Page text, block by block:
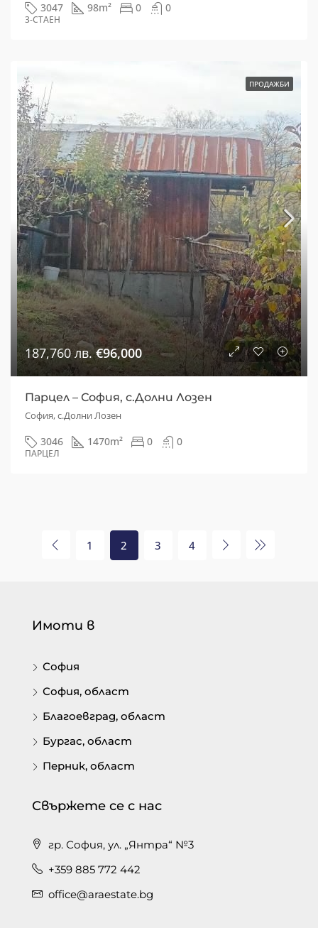
3047 98m² 0 0
3-СТАЕН
ПРОДАЖБИ
187,760 лв.€96,000
Парцел – София, с.Долни Лозен
София, с.Долни Лозен
3046 1470m² 0 0
ПАРЦЕЛ
1 2 3 4
Имоти в
София
София, област
Благоевград, област
Бургас, област
Перник, област
Свържете се с нас
гр. София, ул. „Янтра“ №3
+359 885 772 442
office@araestate.bg